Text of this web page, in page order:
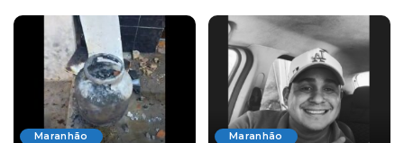
Maranhão Maranhão